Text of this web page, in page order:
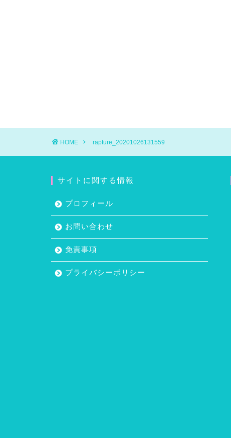
HOME rapture_20201026131559
サイトに関する情報
プロフィール
お問い合わせ
免責事項
プライバシーポリシー